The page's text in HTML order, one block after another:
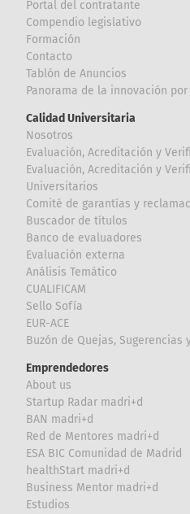
Portal del contratante
Compendio legislativo
Formación
Contacto
Tablón de Anuncios
Panorama de la innovación
Calidad Universitaria
Nosotros
Evaluación, Acreditación y
Evaluación, Acreditación y
Universitarios
Comité de garantías y
Buscador de títulos
Banco de evaluadores
Evaluación externa
Análisis Temático
CUALIFICAM
Sello Sofía
EUR-ACE
Buzón de Quejas, Sugerencias
Emprendedores
About us
Startup Radar madri+d
BAN madri+d
Red de Mentores madri+d
ESA BIC Comunidad de Madrid
healthStart madri+d
Business Mentor madri+d
Estudios